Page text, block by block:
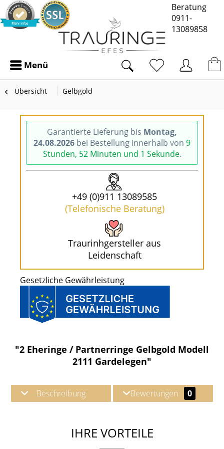
Beratung
0911-
13089858
Menü
Übersicht Gelbgold
Garantierte Lieferung bis Montag,
24.08.2026 bei Bestellung innerhalb von 9
Stunden, 52 Minuten und 1 Sekunde.
+49 (0)911 13089585
(Telefonische Beratung)
Traurinhgersteller aus
Leidenschaft
Gesetzliche Gewährleistung
"2 Eheringe / Partnerringe Gelbgold Modell
2111 Gardelegen"
Beschreibung Bewertungen 0
IHRE VORTEILE